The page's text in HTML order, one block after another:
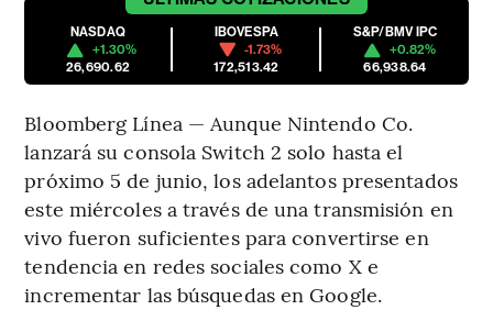
NASDAQ
+1.30%
26,690.62
IBOVESPA
-1.73%
172,513.42
S&P/BMV IPC
+0.82%
66,938.64
Bloomberg Línea — Aunque Nintendo Co.
lanzará su consola Switch 2 solo hasta el
próximo 5 de junio, los adelantos presentados
este miércoles a través de una transmisión en
vivo fueron suficientes para convertirse en
tendencia en redes sociales como X e
incrementar las búsquedas en Google.